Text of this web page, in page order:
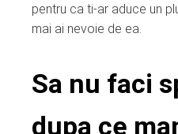
pentru ca ti-ar aduce un
mai ai nevoie de ea.
Sa nu faci
dupa ce